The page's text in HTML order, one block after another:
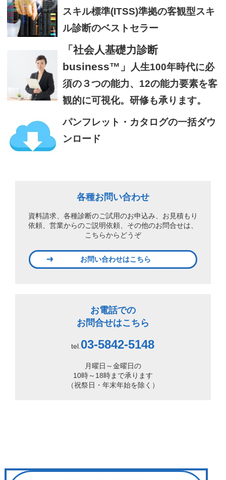
スキル標準(ITSS)準拠の客観型スキ
ル診断のベストセラー
「社会人基礎力診断
business™」
人生100年時代に必
須の３つの能力、12の能力要素を客
観的に可視化。研修も承ります。
パンフレット・カタログの一括ダウ
ンロード
各種お問い合わせ
資料請求、各種診断のご試用のお申込み、 お見積もり
依頼、営業からのご説明依頼、 その他のお問合せは、
こちらからどうぞ
お問い合わせはこちら
お電話での
お問合せはこちら
tel. 03-5842-5148
月曜日～金曜日の
10時～18時まで承ります
（祝祭日・年末年始を除く）